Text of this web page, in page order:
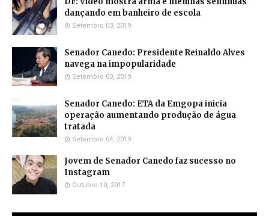
dançando em banheiro de escola
Setembro 03, 2019
Senador Canedo: Presidente Reinaldo Alves
navega na impopularidade
Setembro 03, 2019
Senador Canedo: ETA da Emgopa inicia
operação aumentando produção de água
tratada
Setembro 04, 2019
Jovem de Senador Canedo faz sucesso no
Instagram
Outubro 10, 2017